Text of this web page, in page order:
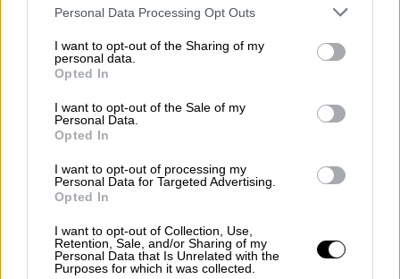
Please note that this website/app uses one or more Google
not limited to your visit or usage behaviour. You may click to
grant or deny consent to Google and its third-party tags to
use your data for below specified purposes in below Google
consent section.
Personal Data Processing Opt Outs
I want to opt-out of the Sharing of my
personal data.
Opted In
I want to opt-out of the Sale of my
Personal Data.
Opted In
I want to opt-out of processing my
Personal Data for Targeted Advertising.
Opted In
I want to opt-out of Collection, Use,
Retention, Sale, and/or Sharing of my
Personal Data that Is Unrelated with the
Purposes for which it was collected.
μακράν πιο πολύτιμα δώρα, όπως
την ικανοποίηση ότι συμβάλλετε
στη μείωση της οδύνης και τη χαρά
μετατρέπεται σε ευτυχισμένο
περισσότερο από μέλος της οικογένειας
Έγινε οδάσκαλός
δυνατότητα της άνευ όρων αγάπης. Διάολε,
κάποιες φορές νόμιζα ότι την εφάρμοζα κι
εγώ! Ο Νίο όμως ήταν αυτός που πραγματικά